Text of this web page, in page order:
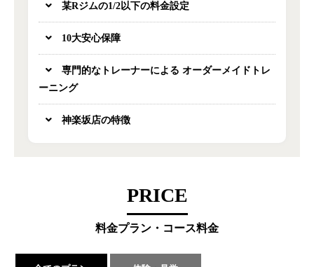
某Rジムの1/2以下の料金設定
10大安心保障
専門的なトレーナーによる オーダーメイドトレ
ーニング
神楽坂店の特徴
PRICE
料金プラン・コース料金